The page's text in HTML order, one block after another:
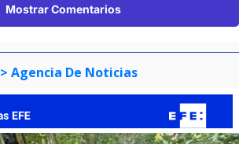
Mostrar Comentarios
> Agencia De Noticias